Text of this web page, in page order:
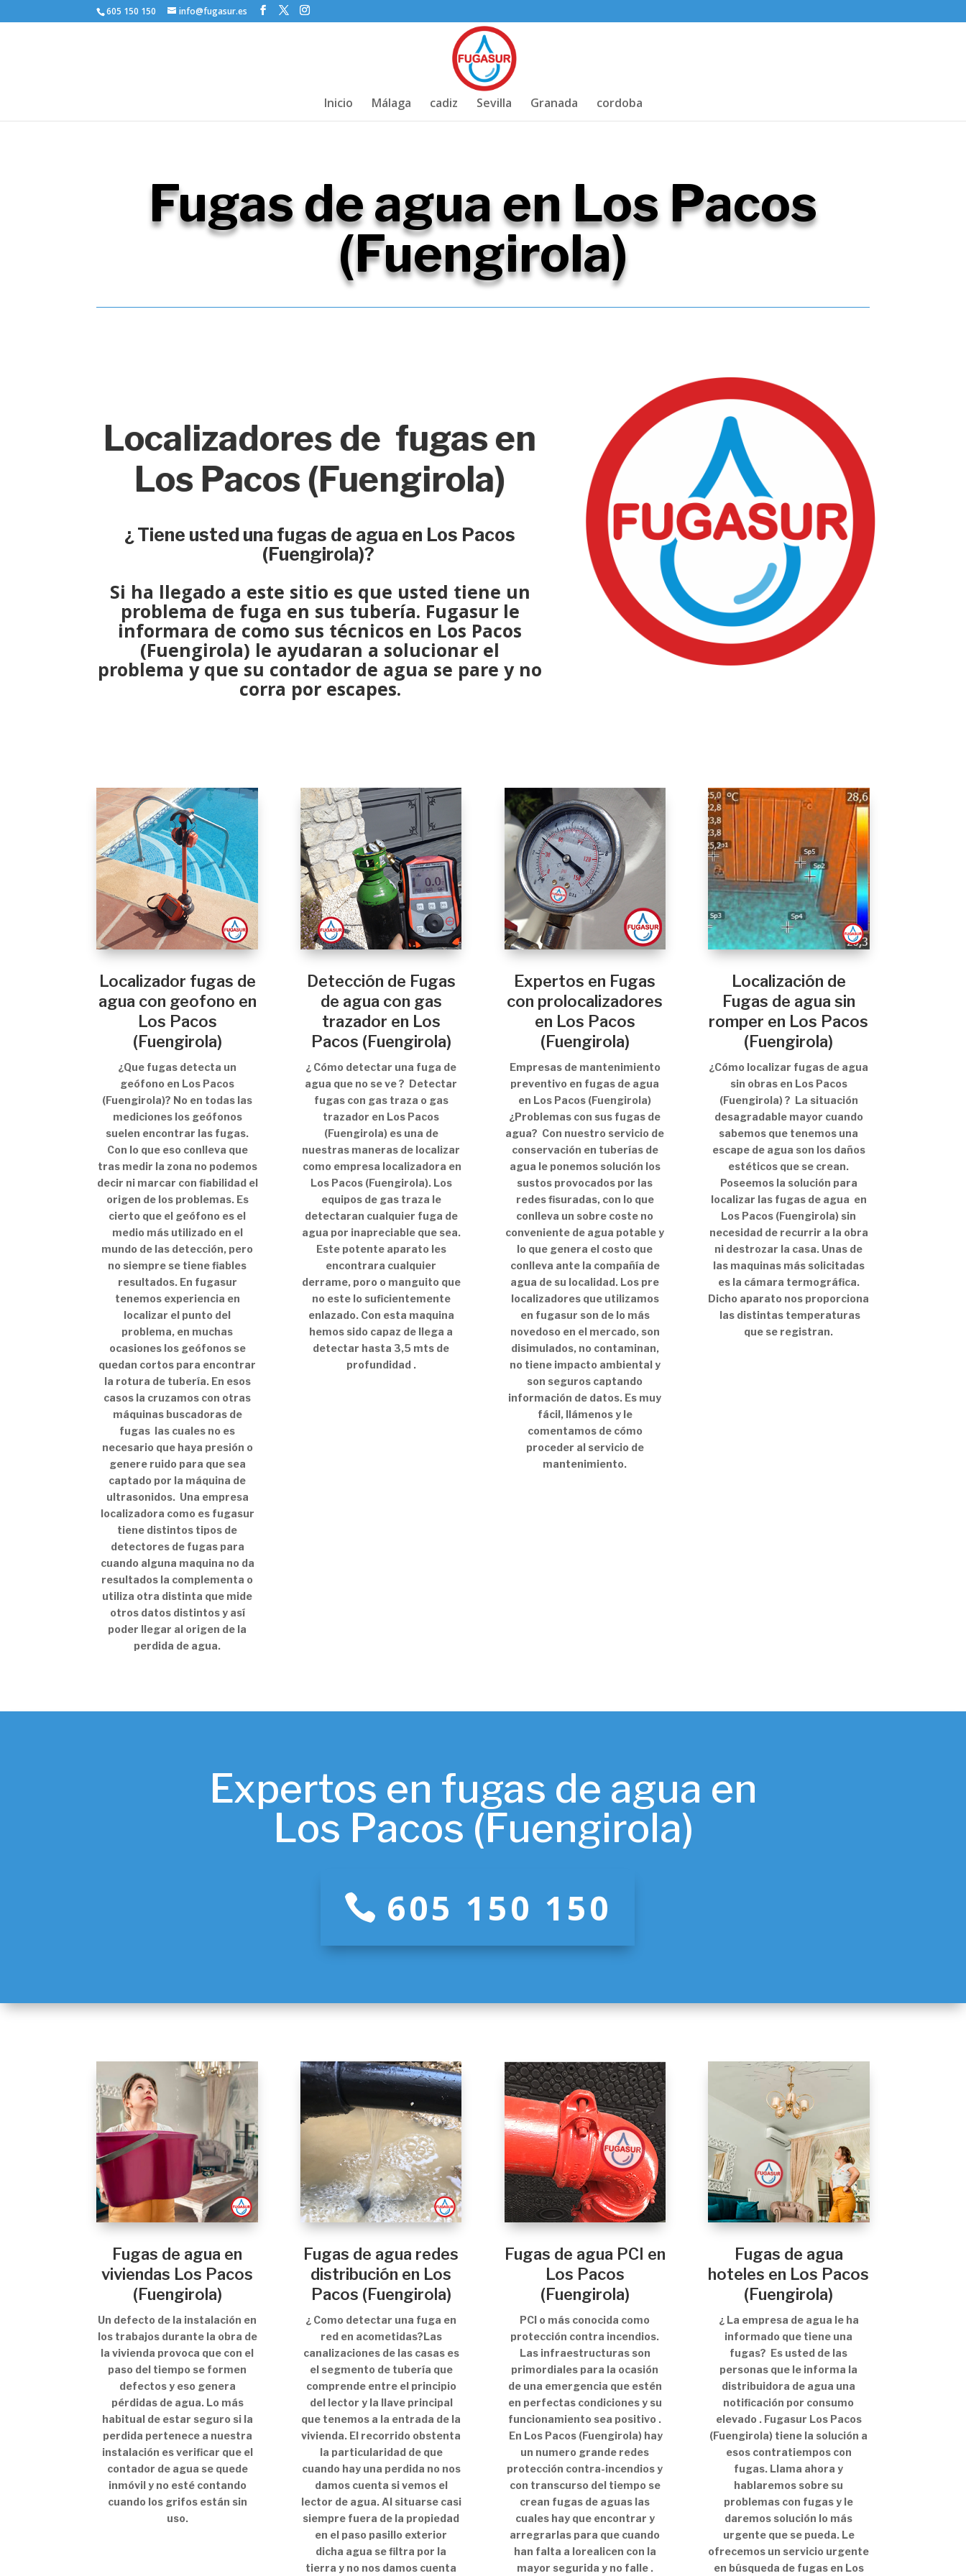
605 150 150 info@fugasur.es
Inicio Málaga cadiz Sevilla Granada cordoba
Fugas de agua en Los Pacos
(Fuengirola)
Localizadores de fugas en
Los Pacos (Fuengirola)
¿ Tiene usted una fugas de agua en Los Pacos
(Fuengirola)?
Si ha llegado a este sitio es que usted tiene un
problema de fuga en sus tubería. Fugasurle
informara de como sus técnicos en Los Pacos
(Fuengirola) le ayudaran a solucionar el
problema y que su contador de agua se pare y no
corra por escapes.
Localizador fugas de
agua con geofono en
Los Pacos
(Fuengirola)
¿Que fugas detecta un
geófono en Los Pacos
(Fuengirola)? No en todas las
mediciones los geófonos
suelen encontrar las fugas.
Con lo que eso conlleva que
tras medir la zona no podemos
decir ni marcar con fiabilidad el
origen de los problemas. Es
cierto que el geófono es el
medio más utilizado en el
mundo de las detección, pero
no siempre se tiene fiables
resultados. En fugasur
tenemos experiencia en
localizar el punto del
problema, en muchas
ocasiones los geófonos se
quedan cortos para encontrar
la rotura de tubería. En esos
casos la cruzamos con otras
máquinas buscadoras de
fugas las cuales no es
necesario que haya presión o
genere ruido para que sea
captado por la máquina de
ultrasonidos. Una empresa
localizadora como es fugasur
tiene distintos tipos de
detectores de fugas para
cuando alguna maquina no da
resultados la complementa o
utiliza otra distinta que mide
otros datos distintos y así
poder llegar al origen de la
perdida de agua.
Detección de Fugas
de agua con gas
trazador en Los
Pacos (Fuengirola)
¿ Cómo detectar una fuga de
agua que no se ve ? Detectar
fugas con gas traza o gas
trazador en Los Pacos
(Fuengirola) es una de
nuestras maneras de localizar
como empresa localizadora en
Los Pacos (Fuengirola). Los
equipos de gas traza le
detectaran cualquier fuga de
agua por inapreciable que sea.
Este potente aparato les
encontrara cualquier
derrame, poro o manguito que
no este lo suficientemente
enlazado. Con esta maquina
hemos sido capaz de llega a
detectar hasta 3,5 mts de
profundidad .
Expertos en Fugas
con prolocalizadores
en Los Pacos
(Fuengirola)
Empresas de mantenimiento
preventivo en fugas de agua
en Los Pacos (Fuengirola)
¿Problemas con sus fugas de
agua? Con nuestro servicio de
conservación en tuberías de
agua le ponemos solución los
sustos provocados por las
redes fisuradas, con lo que
conlleva un sobre coste no
conveniente de agua potable y
lo que genera el costo que
conlleva ante la compañía de
agua de su localidad. Los pre
localizadores que utilizamos
en fugasur son de lo más
novedoso en el mercado, son
disimulados, no contaminan,
no tiene impacto ambiental y
son seguros captando
información de datos. Es muy
fácil, llámenos y le
comentamos de cómo
proceder al servicio de
mantenimiento.
Localización de
Fugas de agua sin
romper en Los Pacos
(Fuengirola)
¿Cómo localizar fugas de agua
sin obras en Los Pacos
(Fuengirola) ? La situación
desagradable mayor cuando
sabemos que tenemos una
escape de agua son los daños
estéticos que se crean.
Poseemos la solución para
localizar las fugas de agua en
Los Pacos (Fuengirola) sin
necesidad de recurrir a la obra
ni destrozar la casa. Unas de
las maquinas más solicitadas
es la cámara termográfica.
Dicho aparato nos proporciona
las distintas temperaturas
que se registran.
Expertos en fugas de agua en
Los Pacos (Fuengirola)
605 150 150
Fugas de agua en
viviendas Los Pacos
(Fuengirola)
Un defecto de la instalación en
los trabajos durante la obra de
la vivienda provoca que con el
paso del tiempo se formen
defectos y eso genera
pérdidas de agua. Lo más
habitual de estar seguro si la
perdida pertenece a nuestra
instalación es verificar que el
contador de agua se quede
inmóvil y no esté contando
cuando los grifos están sin
uso.
Fugas de agua redes
distribución en Los
Pacos (Fuengirola)
¿ Como detectar una fuga en
red en acometidas?Las
canalizaciones de las casas es
el segmento de tubería que
comprende entre el principio
del lector y la llave principal
que tenemos a la entrada de la
vivienda. El recorrido obstenta
la particularidad de que
cuando hay una perdida no nos
damos cuenta si vemos el
lector de agua. Al situarse casi
siempre fuera de la propiedad
en el paso pasillo exterior
dicha agua se filtra por la
tierra y no nos damos cuenta
Fugas de agua PCI en
Los Pacos
(Fuengirola)
PCI o más conocida como
protección contra incendios.
Las infraestructuras son
primordiales para la ocasión
de una emergencia que estén
en perfectas condiciones y su
funcionamiento sea positivo .
En Los Pacos (Fuengirola) hay
un numero grande redes
protección contra-incendios y
con transcurso del tiempo se
crean fugas de aguas las
cuales hay que encontrar y
arregrarlas para que cuando
han falta a lorealicen con la
mayor segurida y no falle .
Fugas de agua
hoteles en Los Pacos
(Fuengirola)
¿ La empresa de agua le ha
informado que tiene una
fugas? Es usted de las
personas que le informa la
distribuidora de agua una
notificación por consumo
elevado . Fugasur Los Pacos
(Fuengirola) tiene la solución a
esos contratiempos con
fugas. Llama ahora y
hablaremos sobre su
problemas con fugas y le
daremos solución lo más
urgente que se pueda. Le
ofrecemos un servicio urgente
en búsqueda de fugas en Los